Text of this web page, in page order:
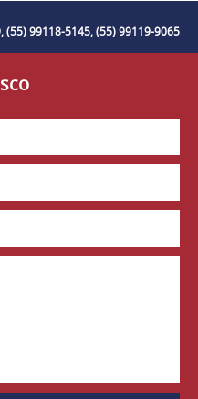
(55) 99118-5145, (55) 99119-9065